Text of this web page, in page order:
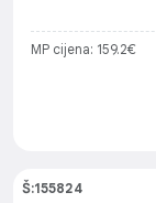
MP cijena: 159.2€
Š:155824